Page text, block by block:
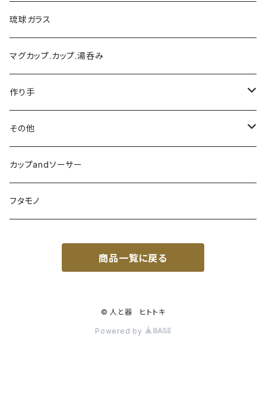
琉球ガラス
マグカップ.カップ.湯呑み
作り手
陶芸こまがた
榮一工房
ガラス工房ブンタロウ
その他
陶眞窯
カップandソーサー
フタモノ
商品一覧に戻る
© 人と器 ヒトトキ
Powered by